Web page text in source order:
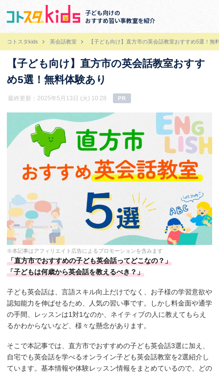
子ども向けの
おすすめ習い事教室を紹介
コトスタkids 英会話教室 【子ども向け】直方市の英会話教室おすすめ5選！無
【子ども向け】直方市の英会話教室おすす
め5選！無料体験あり
最終更新：2025年5月13日 (火) 10:28 PR
※本記事はアフィリエイト広告によるプロモーションを含みます
「直方市でおすすめの子ども英会話ってどこなの？」
「子どもは何歳から英会話を教えるべき？」
子ども英会話は、言語スキル向上だけでなく、お子様の学習意欲や
認知能力を伸ばせるため、人気の習い事です。しかし料金面や通学
の手間、レッスンは1対1なのか、ネイティブの人に教えてもらえ
るかわからないなど、様々な懸念があります。
そこで本記事では、直方市でおすすめの子ども英会話3選に加え、
自宅でも英会話を学べるオンライン子ども英会話教室を2選紹介し
ています。基本情報や体験レッスン情報をまとめているので、どの